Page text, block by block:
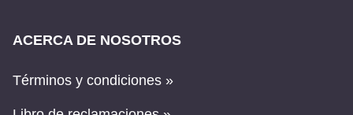
ACERCA DE NOSOTROS
Términos y condiciones »